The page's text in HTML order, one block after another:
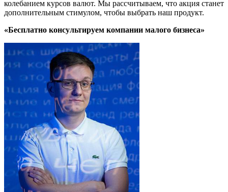
колебанием курсов валют. Мы рассчитываем, что акция станет
дополнительным стимулом, чтобы выбрать наш продукт.
«Бесплатно консультируем компании малого бизнеса»